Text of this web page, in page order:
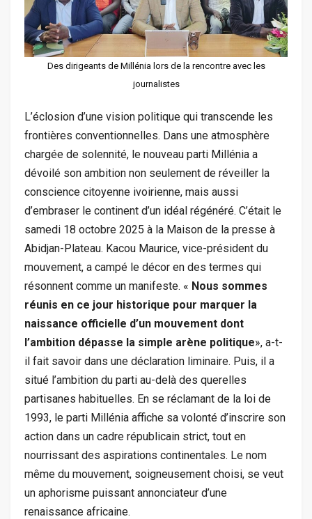
Des dirigeants de Millénia lors de la rencontre avec les
journalistes
L’éclosion d’une vision politique qui transcende les
frontières conventionnelles. Dans une atmosphère
chargée de solennité, le nouveau parti Millénia a
dévoilé son ambition non seulement de réveiller la
conscience citoyenne ivoirienne, mais aussi
d’embraser le continent d’un idéal régénéré. C’était le
samedi 18 octobre 2025 à la Maison de la presse à
Abidjan-Plateau. Kacou Maurice, vice-président du
mouvement, a campé le décor en des termes qui
résonnent comme un manifeste. « Nous sommes
réunis en ce jour historique pour marquer la
naissance officielle d’un mouvement dont
l’ambition dépasse la simple arène politique», a-t-
il fait savoir dans une déclaration liminaire. Puis, il a
situé l’ambition du parti au-delà des querelles
partisanes habituelles. En se réclamant de la loi de
1993, le parti Millénia affiche sa volonté d’inscrire son
action dans un cadre républicain strict, tout en
nourrissant des aspirations continentales. Le nom
même du mouvement, soigneusement choisi, se veut
un aphorisme puissant annonciateur d’une
renaissance africaine.